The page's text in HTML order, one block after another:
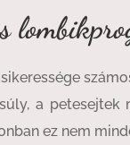
a petesejtek
ez nem